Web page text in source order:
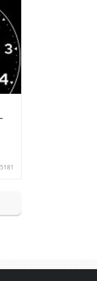
5181